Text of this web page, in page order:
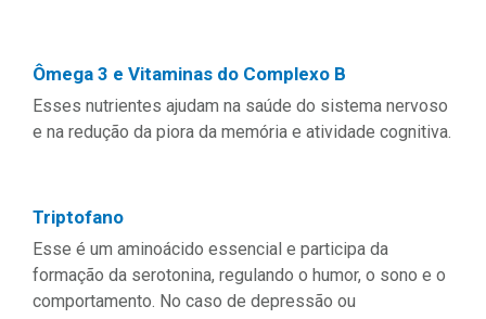
Ômega 3 e Vitaminas do Complexo B
Esses nutrientes ajudam na saúde do sistema nervoso
e na redução da piora da memória e atividade cognitiva.
Triptofano
Esse é um aminoácido essencial e participa da
formação da serotonina, regulando o humor, o sono e o
comportamento. No caso de depressão ou